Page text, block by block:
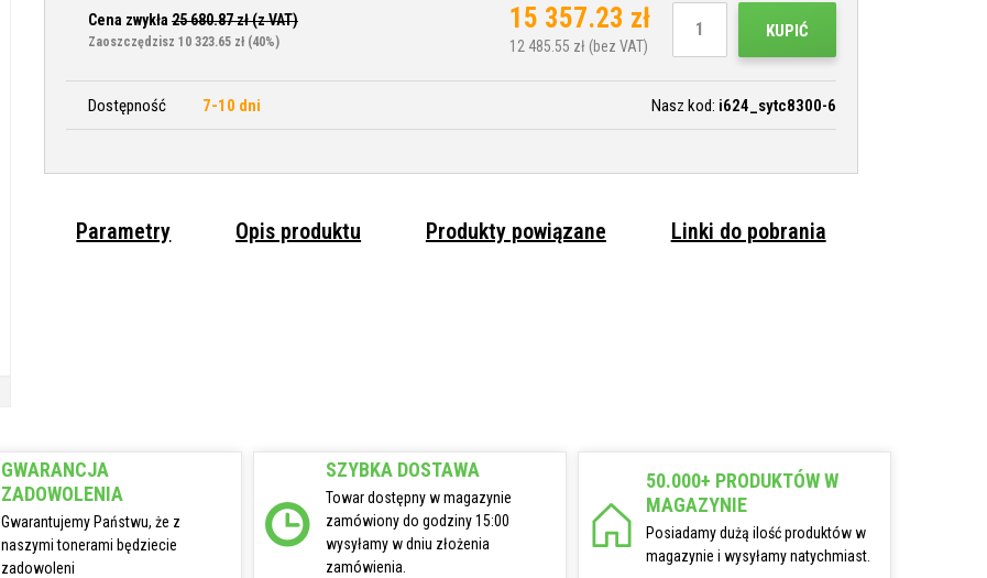
Cena zwykła 25 680.87zł (z VAT)
Zaoszczędzisz 10 323.65 zł (40%)
15 357.23 zł
12 485.55 zł (bez VAT)
KUPIĆ
Dostępność 7-10 dni Nasz kod: i624_sytc8300-6
Parametry Opis produktu Produkty powiązane Linki do pobrania
GWARANCJA
ZADOWOLENIA
Gwarantujemy Państwu, że z
naszymi tonerami będziecie
zadowoleni
SZYBKA DOSTAWA
Towar dostępny w magazynie
zamówiony do godziny 15:00
wysyłamy w dniu złożenia
zamówienia.
50.000+ PRODUKTÓW W
MAGAZYNIE
Posiadamy dużą ilość produktów w
magazynie i wysyłamy natychmiast.